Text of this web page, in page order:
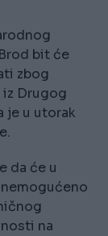
bit će
zbog
Drugog
je u utorak
da će u
na